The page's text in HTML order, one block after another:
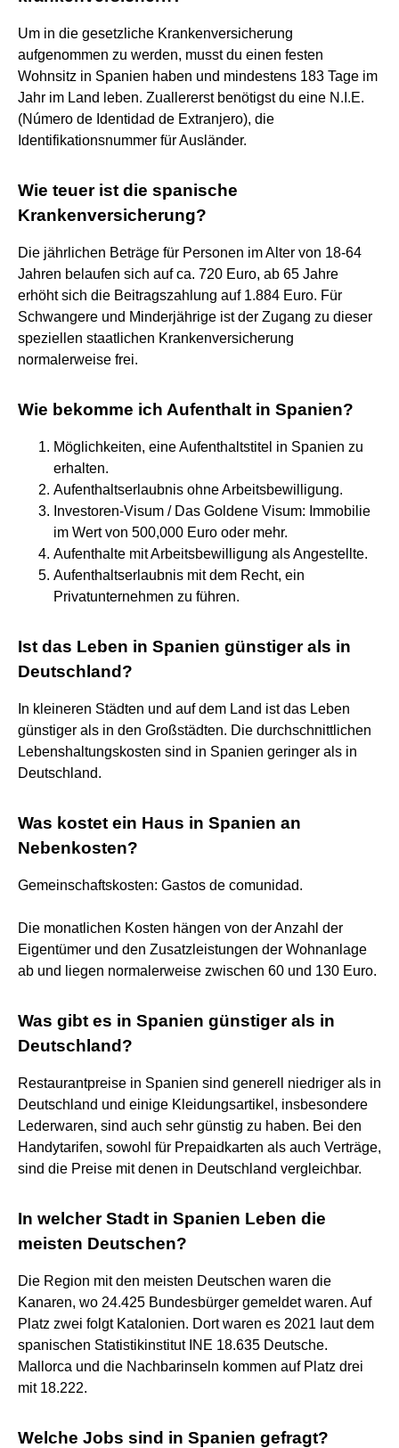
Um in die gesetzliche Krankenversicherung
aufgenommen zu werden, musst du einen festen
Wohnsitz in Spanien haben und mindestens 183 Tage im
Jahr im Land leben. Zuallererst benötigst du eine N.I.E.
(Número de Identidad de Extranjero), die
Identifikationsnummer für Ausländer.
Wie teuer ist die spanische
Krankenversicherung?
Die jährlichen Beträge für Personen im Alter von 18-64
Jahren belaufen sich auf ca. 720 Euro, ab 65 Jahre
erhöht sich die Beitragszahlung auf 1.884 Euro. Für
Schwangere und Minderjährige ist der Zugang zu dieser
speziellen staatlichen Krankenversicherung
normalerweise frei.
Wie bekomme ich Aufenthalt in Spanien?
Möglichkeiten, eine Aufenthaltstitel in Spanien zu
erhalten.
Aufenthaltserlaubnis ohne Arbeitsbewilligung.
Investoren-Visum / Das Goldene Visum: Immobilie
im Wert von 500,000 Euro oder mehr.
Aufenthalte mit Arbeitsbewilligung als Angestellte.
Aufenthaltserlaubnis mit dem Recht, ein
Privatunternehmen zu führen.
Ist das Leben in Spanien günstiger als in
Deutschland?
In kleineren Städten und auf dem Land ist das Leben
günstiger als in den Großstädten. Die durchschnittlichen
Lebenshaltungskosten sind in Spanien geringer als in
Deutschland.
Was kostet ein Haus in Spanien an
Nebenkosten?
Gemeinschaftskosten: Gastos de comunidad.
Die monatlichen Kosten hängen von der Anzahl der
Eigentümer und den Zusatzleistungen der Wohnanlage
ab und liegen normalerweise zwischen 60 und 130 Euro.
Was gibt es in Spanien günstiger als in
Deutschland?
Restaurantpreise in Spanien sind generell niedriger als in
Deutschland und einige Kleidungsartikel, insbesondere
Lederwaren, sind auch sehr günstig zu haben. Bei den
Handytarifen, sowohl für Prepaidkarten als auch Verträge,
sind die Preise mit denen in Deutschland vergleichbar.
In welcher Stadt in Spanien Leben die
meisten Deutschen?
Die Region mit den meisten Deutschen waren die
Kanaren, wo 24.425 Bundesbürger gemeldet waren. Auf
Platz zwei folgt Katalonien. Dort waren es 2021 laut dem
spanischen Statistikinstitut INE 18.635 Deutsche.
Mallorca und die Nachbarinseln kommen auf Platz drei
mit 18.222.
Welche Jobs sind in Spanien gefragt?